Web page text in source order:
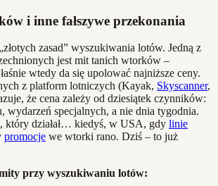
i inne fałszywe przekonania
zasad” wyszukiwania lotów. Jedną z
jest mit tanich wtorków –
wtedy da się upolować najniższe ceny.
z platform lotniczych (Kayak, Skyscanner,
że cena zależy od dziesiątek czynników:
wydarzeń specjalnych, a nie dnia tygodnia.
który działał… kiedyś, w USA, gdy linie
promocje we wtorki rano. Dziś – to już
przy wyszukiwaniu lotów: